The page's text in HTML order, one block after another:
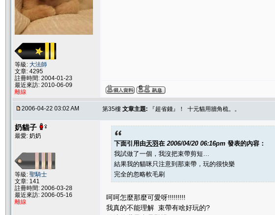
等級: 大法師
文章: 4295
註冊時間: 2004-01-23
最近來訪: 2010-06-09
離線
2006-04-22 03:02 AM 第35樓 文章主題: 『超省錢』！ 十元貓用牆角梳。。
奶貓子
最愛: 奶奶
等級: 聖騎士
文章: 141
註冊時間: 2006-03-28
最近來訪: 2006-05-16
離線
下面引用由天羽在 2006/04/20 06:16pm 發表的內容：
我試做了一個，我沒把束帶剪短…
結果我的貓咪只注意到那束帶，玩的很快樂
完全的忽略軟毛刷
呵呵怎麼那麼可愛呀!!!!!!!!!
我真的不能理解 束帶有啥好玩的?